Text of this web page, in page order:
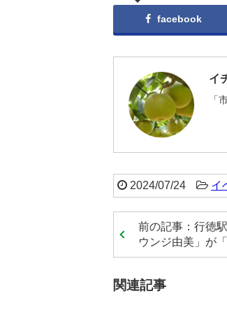
facebook
イ
「
2024/07/24 イ
前の記事：行徳
ウンジ由美」が
関連記事